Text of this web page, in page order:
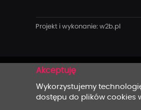
Wykorzystujemy
dostępu do plików cookies